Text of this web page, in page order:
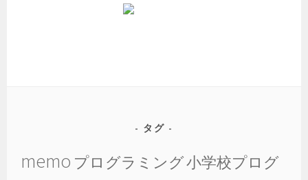
タグ
memo プログラミング小学校プログ